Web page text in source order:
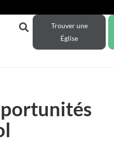
Trouver une
Église